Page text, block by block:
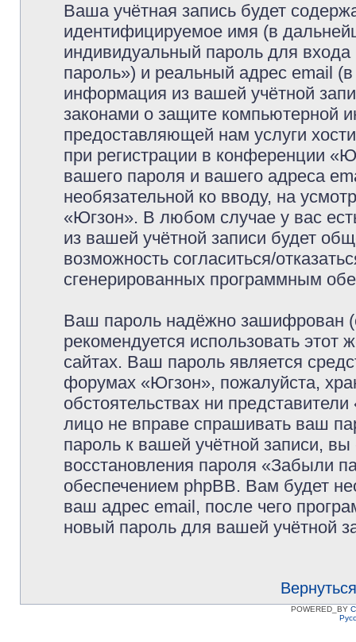
Ваша учётная запись будет
идентифицируемое имя (в
индивидуальный пароль для
пароль») и реальный адрес email
информация из вашей учётной
законами о защите компьютерной
предоставляющей нам услуги
при регистрации в конференции
вашего пароля и вашего адреса
необязательной ко вводу, на
«Югзон». В любом случае у вас
из вашей учётной записи будет
возможность согласиться/
сгенерированных программным
Ваш пароль надёжно зашифрован
рекомендуется использовать этот
сайтах. Ваш пароль является
форумах «Югзон», пожалуйста,
обстоятельствах ни
лицо не вправе спрашивать ваш
пароль к вашей учётной записи,
восстановления пароля «Забыли
обеспечением phpBB. Вам будет
ваш адрес email, после чего
новый пароль для вашей учётной
POWERED_BY